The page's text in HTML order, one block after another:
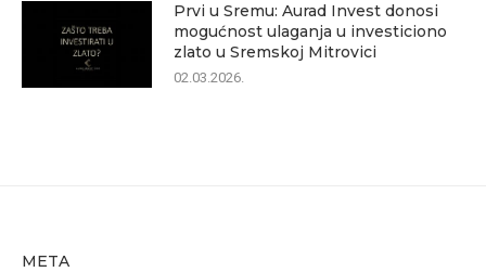
Prvi u Sremu: Aurad Invest donosi
mogućnost ulaganja u investiciono
zlato u Sremskoj Mitrovici
02.03.2026.
META